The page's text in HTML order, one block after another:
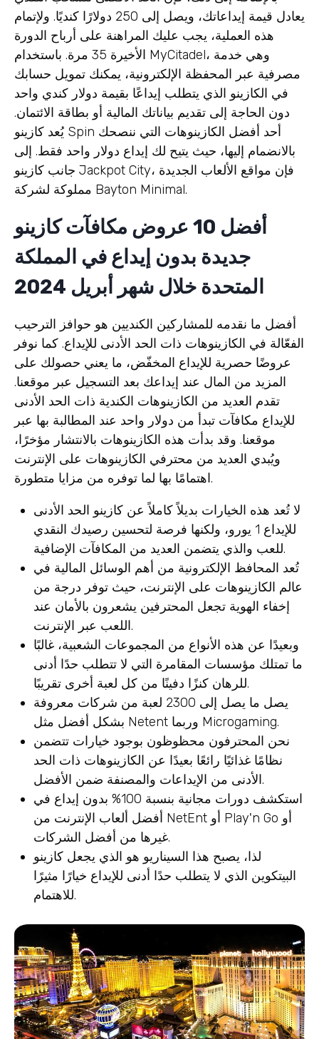
يعادل قيمة إيداعاتك، ويصل إلى 250 دولارًا كنديًا. ولإتمام
هذه العملية، يجب عليك المراهنة على أرباح الدورة
الأخيرة 35 مرة. باستخدام MyCitadel، وهي خدمة
مصرفية عبر المحفظة الإلكترونية، يمكنك تمويل حسابك
في الكازينو الذي يتطلب إيداعًا بقيمة دولار كندي واحد
دون الحاجة إلى تقديم بياناتك المالية أو بطاقة الائتمان.
يُعد كازينو Spin أحد أفضل الكازينوهات التي ننصحك
بالانضمام إليها، حيث يتيح لك إيداع دولار واحد فقط. إلى
جانب كازينو Jackpot City، فإن مواقع الألعاب الجديدة
مملوكة لشركة Bayton Minimal.
أفضل 10 عروض مكافآت كازينو
جديدة بدون إيداع في المملكة
المتحدة خلال شهر أبريل 2024
أفضل ما نقدمه للمشاركين الكنديين هو حوافز الترحيب
الفعّالة في الكازينوهات ذات الحد الأدنى للإيداع. كما نوفر
عروضًا حصرية للإيداع المخفّض، ما يعني حصولك على
المزيد من المال عند إيداعك بعد التسجيل عبر موقعنا.
تقدم العديد من الكازينوهات الكندية ذات الحد الأدنى
للإيداع مكافآت تبدأ من دولار واحد عند المطالبة بها عبر
موقعنا. وقد بدأت هذه الكازينوهات بالانتشار مؤخرًا،
ويُبدي العديد من محترفي الكازينوهات على الإنترنت
اهتمامًا بها لما توفره من مزايا متطورة.
لا تُعد هذه الخيارات بديلاً كاملاً عن كازينو الحد الأدنى
للإيداع 1 يورو، ولكنها فرصة لتحسين رصيدك النقدي
للعب والذي يتضمن العديد من المكافآت الإضافية.
تُعد المحافظ الإلكترونية من أهم الوسائل المالية في
عالم الكازينوهات على الإنترنت، حيث توفر درجة من
إخفاء الهوية تجعل المحترفين يشعرون بالأمان عند
اللعب عبر الإنترنت.
وبعيدًا عن هذه الأنواع من المجموعات الشعبية، غالبًا
ما تمتلك مؤسسات المقامرة التي لا تتطلب حدًا أدنى
للرهان كنزًا دفينًا من كل لعبة أخرى تقريبًا.
يصل ما يصل إلى 2300 لعبة من شركات معروفة
بشكل أفضل مثل Netent وربما Microgaming.
نحن المحترفون محظوظون بوجود خيارات تتضمن
نظامًا غذائيًا رائعًا بعيدًا عن الكازينوهات ذات الحد
الأدنى من الإيداعات والمصنفة ضمن الأفضل.
استكشف دورات مجانية بنسبة 100% بدون إيداع في
أفضل ألعاب الإنترنت من NetEnt أو Play'n Go أو
غيرها من أفضل الشركات.
لذا، يصبح هذا السيناريو هو الذي يجعل كازينو
البيتكوين الذي لا يتطلب حدًا أدنى للإيداع خيارًا مثيرًا
للاهتمام.